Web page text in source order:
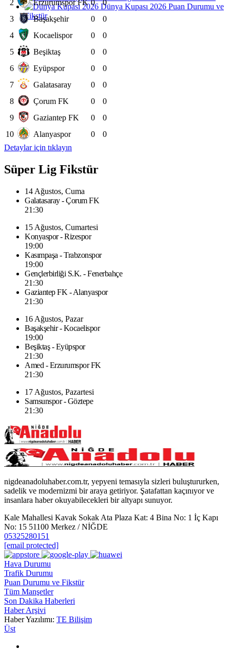
Dünya Kupası 2026 Puan Durumu ve
Fikstür
2 Erzurumspor FK 0
0
3
Başakşehir 0
0
4
Kocaelispor 0
0
5
Beşiktaş 0
0
6
Eyüpspor 0
0
7
Galatasaray 0
0
8
Çorum FK 0
0
9
Gaziantep FK 0
0
10
Alanyaspor 0
0
Detaylar için tıklayın
Süper Lig Fikstür
14 Ağustos, Cuma
Galatasaray - Çorum FK
21:30
15 Ağustos, Cumartesi
Konyaspor - Rizespor
19:00
Kasımpaşa - Trabzonspor
19:00
Gençlerbirliği S.K. - Fenerbahçe
21:30
Gaziantep FK - Alanyaspor
21:30
16 Ağustos, Pazar
Başakşehir - Kocaelispor
19:00
Beşiktaş - Eyüpspor
21:30
Amed - Erzurumspor FK
21:30
17 Ağustos, Pazartesi
Samsunspor - Göztepe
21:30
nigdeanadoluhaber.com.tr, yepyeni temasıyla sizleri buluştururken,
sadelik ve modernizmi bir araya getiriyor. Şatafattan kaçınıyor ve
insanlara haber okuyabilecekleri bir altyapı sunuyor.
Kale Mahallesi Kavak Sokak Ata Plaza Kat: 4 Bina No: 1 İç Kapı
No: 15 51100 Merkez / NİĞDE
05325280151
[email protected]
Hava Durumu
Trafik Durumu
Puan Durumu ve Fikstür
Tüm Manşetler
Son Dakika Haberleri
Haber Arşivi
Haber Yazılımı: TE Bilişim
Üst